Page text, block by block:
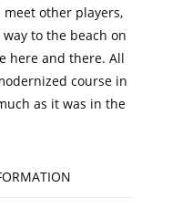
other players,
to the beach on
here and there. All
course in
as it was in the